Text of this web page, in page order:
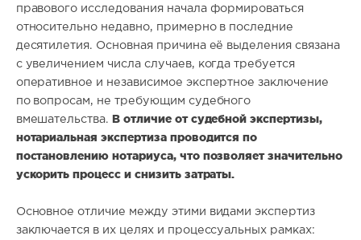
правового исследования начала формироваться
относительно недавно, примерно в последние
десятилетия. Основная причина её выделения связана
с увеличением числа случаев, когда требуется
оперативное и независимое экспертное заключение
по вопросам, не требующим судебного
вмешательства. В отличие от судебной экспертизы,
нотариальная экспертиза проводится по
постановлению нотариуса, что позволяет значительно
ускорить процесс и снизить затраты.
Основное отличие между этими видами экспертиз
заключается в их целях и процессуальных рамках: